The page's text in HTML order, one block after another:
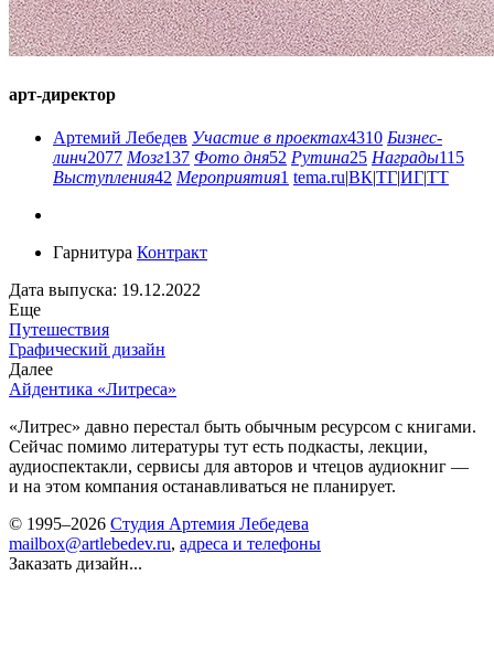
арт-директор
Артемий Лебедев Участие в проектах4310 Бизнес-
линч2077 Мозг137 Фото дня52 Рутина25 Награды115
Выступления42 Мероприятия1 tema.ru|ВК|ТГ|ИГ|ТТ
Гарнитура Контракт
Дата выпуска: 19.12.2022
Еще
Путешествия
Графический дизайн
Далее
Айдентика «Литреса»
«Литрес» давно перестал быть обычным ресурсом с книгами.
Сейчас помимо литературы тут есть подкасты, лекции,
аудиоспектакли, сервисы для авторов и чтецов аудиокниг —
и на этом компания останавливаться не планирует.
© 1995–2026 Студия Артемия Лебедева
mailbox@artlebedev.ru, адреса и телефоны
Заказать дизайн...